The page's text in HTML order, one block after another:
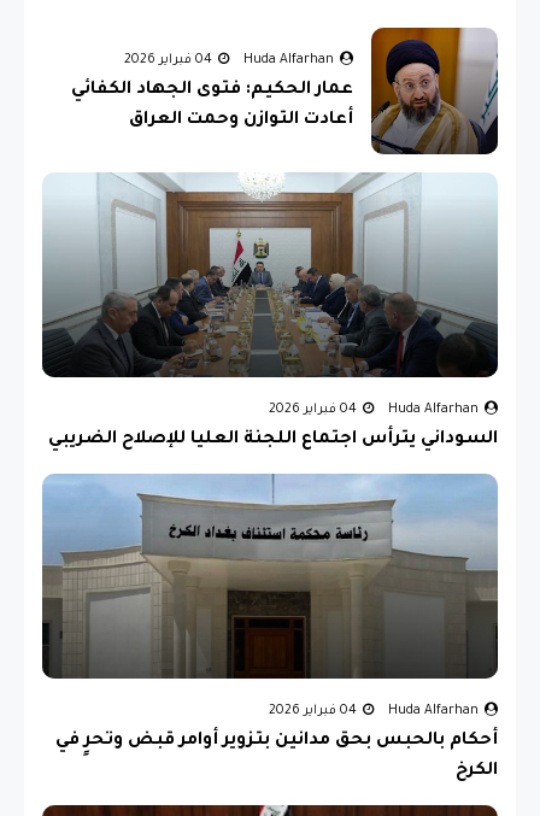
Huda Alfarhan 04 فبراير 2026
عمار الحكيم: فتوى الجهاد الكفائي
أعادت التوازن وحمت العراق
Huda Alfarhan 04 فبراير 2026
السوداني يترأس اجتماع اللجنة العليا للإصلاح الضريبي
Huda Alfarhan 04 فبراير 2026
أحكام بالحبس بحق مدانين بتزوير أوامر قبض وتحرٍ في
الكرخ